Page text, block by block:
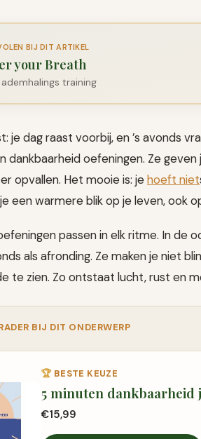
BIJ DIT ARTIKEL
your Breath
ademhalings training
je dag raast voorbij, en ’s avonds
dankbaarheid oefeningen. Ze
opvallen. Het mooie is: jehoeft niet
een warmere blik op je leven, ook
passen in elk ritme. In de
als afronding. Ze maken je niet
te zien. Zo ontstaat lucht, rust en
BIJ DIT ONDERWERP
🏆BESTE KEUZE
5 minuten dankbaarheid
€15,99